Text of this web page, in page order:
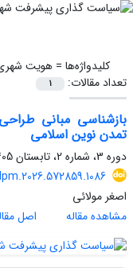
کلیدواژه‌ها =هویت
تعداد مقالات:
1
بازشناسی مبانی
تمدن نوین اسلامی
دوره 3، شماره 2، تابستان 1405، صفحه
اصغر مولائی
مشاهده مقاله
اصل